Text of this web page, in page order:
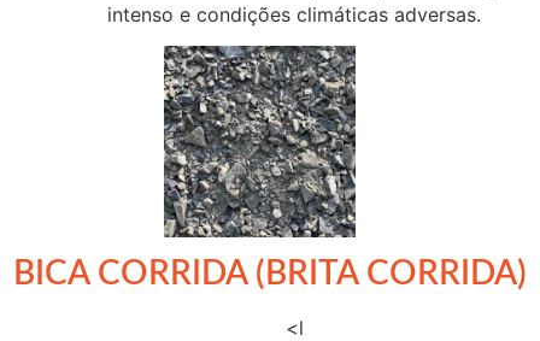
intenso e condições climáticas adversas.
BICA CORRIDA (BRITA CORRIDA)
<l